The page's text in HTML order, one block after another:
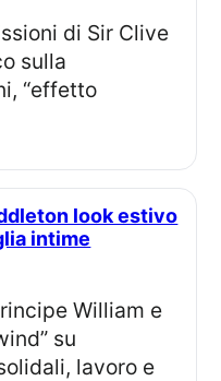
sulla
“effetto
intime
su
lavoro e